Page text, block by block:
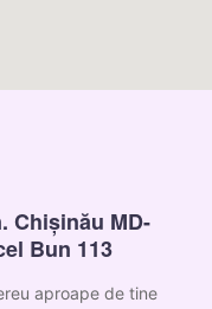
Chișinău MD-
Bun 113
aproape de tine